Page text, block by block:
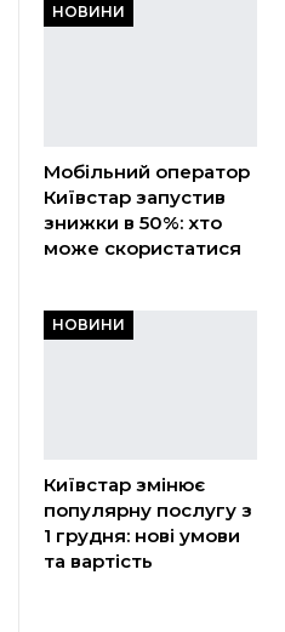
НОВИНИ
Мобільний оператор
Київстар запустив
знижки в 50%: хто
може скористатися
НОВИНИ
Київстар змінює
популярну послугу з
1 грудня: нові умови
та вартість